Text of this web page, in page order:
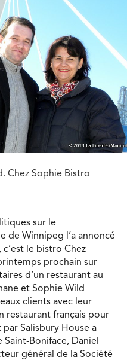
Chez Sophie Bistro
sur le
de Winnipeg l’a annoncé
le bistro Chez
prochain sur
d’un restaurant au
et Sophie Wild
clients avec leur
restaurant français pour
par Salisbury House a
Boniface, Daniel
général de la Société